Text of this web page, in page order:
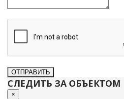
СЛЕДИТЬ ЗА ОБЪЕКТОМ
×